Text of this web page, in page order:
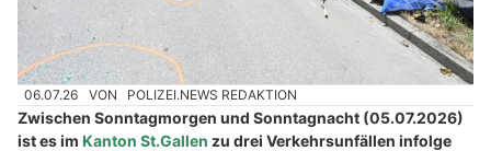
06.07.26 VON POLIZEI.NEWS REDAKTION
Zwischen Sonntagmorgen und Sonntagnacht (05.07.2026)
ist es im Kanton St.Gallen zu drei Verkehrsunfällen infolge